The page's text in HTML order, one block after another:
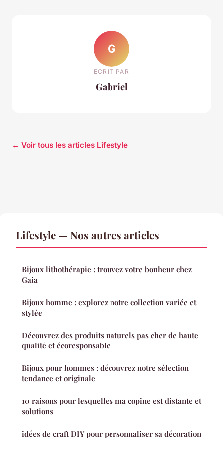
G
ECRIT PAR
Gabriel
← Voir tous les articles Lifestyle
Lifestyle — Nos autres articles
Bijoux lithothérapie : trouvez votre bonheur chez
Gaia
Bijoux homme : explorez notre collection variée et
stylée
Découvrez des produits naturels pas cher de haute
qualité et écoresponsable
Bijoux pour hommes : découvrez notre sélection
tendance et originale
10 raisons pour lesquelles ma copine est distante et
solutions
idées de craft DIY pour personnaliser sa décoration